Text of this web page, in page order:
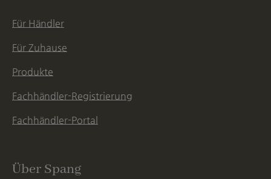
Für Händler
Für Zuhause
Produkte
Fachhändler-Registrierung
Fachhändler-Portal
Über Spang